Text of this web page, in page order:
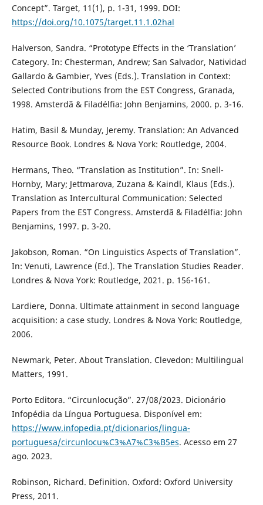
Concept”. Target, 11(1), p. 1-31, 1999. DOI:
https://doi.org/10.1075/target.11.1.02hal
Halverson, Sandra. “Prototype Effects in the ‘Translation’
Category. In: Chesterman, Andrew; San Salvador, Natividad
Gallardo & Gambier, Yves (Eds.). Translation in Context:
Selected Contributions from the EST Congress, Granada,
1998. Amsterdã & Filadélfia: John Benjamins, 2000. p. 3-16.
Hatim, Basil & Munday, Jeremy. Translation: An Advanced
Resource Book. Londres & Nova York: Routledge, 2004.
Hermans, Theo. “Translation as Institution”. In: Snell-
Hornby, Mary; Jettmarova, Zuzana & Kaindl, Klaus (Eds.).
Translation as Intercultural Communication: Selected
Papers from the EST Congress. Amsterdã & Filadélfia: John
Benjamins, 1997. p. 3-20.
Jakobson, Roman. “On Linguistics Aspects of Translation”.
In: Venuti, Lawrence (Ed.). The Translation Studies Reader.
Londres & Nova York: Routledge, 2021. p. 156-161.
Lardiere, Donna. Ultimate attainment in second language
acquisition: a case study. Londres & Nova York: Routledge,
2006.
Newmark, Peter. About Translation. Clevedon: Multilingual
Matters, 1991.
Porto Editora. “Circunlocução”. 27/08/2023. Dicionário
Infopédia da Língua Portuguesa. Disponível em:
https://www.infopedia.pt/dicionarios/lingua-
portuguesa/circunlocu%C3%A7%C3%B5es. Acesso em 27
ago. 2023.
Robinson, Richard. Definition. Oxford: Oxford University
Press, 2011.